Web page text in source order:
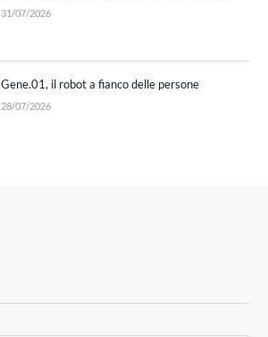
31/07/2026
Gene.01, il robot a fianco delle persone
28/07/2026